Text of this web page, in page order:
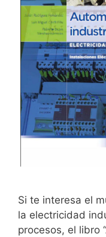
Si te interesa el
la electricidad
procesos, el libro